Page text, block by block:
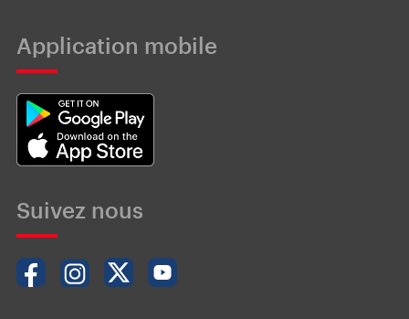
Application mobile
Suivez nous